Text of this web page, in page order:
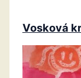
Vosková